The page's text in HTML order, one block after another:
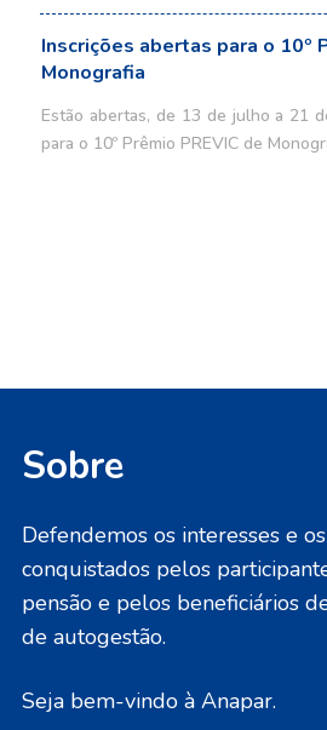
Inscrições abertas para o 10º
Monografia
Estão abertas, de 13 de julho a 21
para o 10º Prêmio PREVIC de
Sobre
Defendemos os interesses e
conquistados pelos
pensão e pelos beneficiários
de autogestão.
Seja bem-vindo à Anapar.